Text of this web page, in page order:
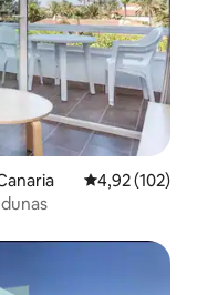
4,92 av 5 i
4,92 (102)